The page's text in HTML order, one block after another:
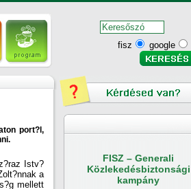
port?l,
Istv?
a
mellett
fisz google
FISZ – Generali
Közlekedésbiztonsági
kampány